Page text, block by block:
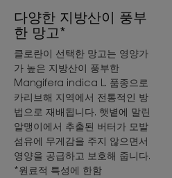
다양한 지방산이 풍부
한 망고*
클로란이 선택한 망고는 영양가
가 높은 지방산이 풍부한
Mangifera indica L. 품종으로
카리브해 지역에서 전통적인 방
법으로 재배됩니다. 햇볕에 말린
알맹이에서 추출된 버터가 모발
섬유에 무게감을 주지 않으면서
영양을 공급하고 보호해 줍니다.
*원료적 특성에 한함